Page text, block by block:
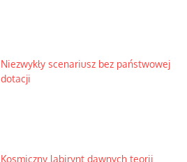
Niezwykły scenariusz bez państwowej
dotacji
Kosmiczny labirynt dawnych teorii